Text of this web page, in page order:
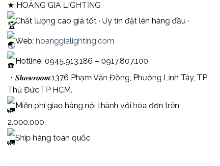
★ HOÀNG GIA LIGHTING
Chất lượng cao giá tốt · Uy tín đặt lên hàng đầu ·
Web: hoanggialighting.com
Hotline: 0945.913.186 – 0917.807.100
・𝑺𝒉𝒐𝒘𝒓𝒐𝒐𝒎:1376 Phạm Văn Đồng, Phường Linh Tây, TP
Thủ Đức,TP HCM.
Miễn phí giao hàng nội thành với hóa đơn trên
2.000.000
Ship hàng toàn quốc